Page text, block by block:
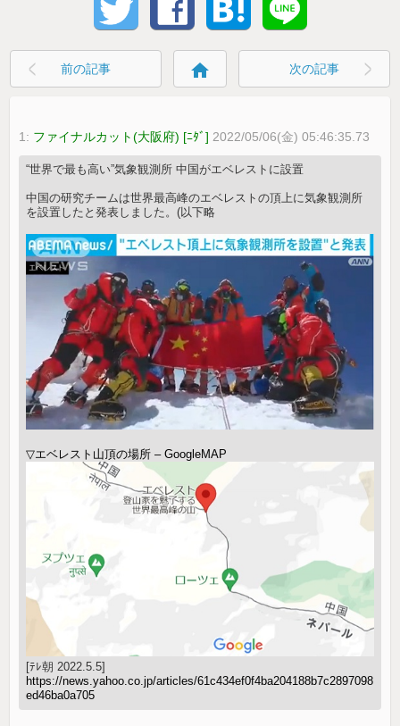
前の記事 home 次の記事
1: ファイナルカット(大阪府) [ﾆﾀﾞ] 2022/05/06(金) 05:46:35.73
“世界で最も高い”気象観測所 中国がエベレストに設置
中国の研究チームは世界最高峰のエベレストの頂上に気象観測所
を設置したと発表しました。(以下略
▽エベレスト山頂の場所 – GoogleMAP
[ﾃﾚ朝 2022.5.5]
https://news.yahoo.co.jp/articles/61c434ef0f4ba204188b7c2897098
ed46ba0a705